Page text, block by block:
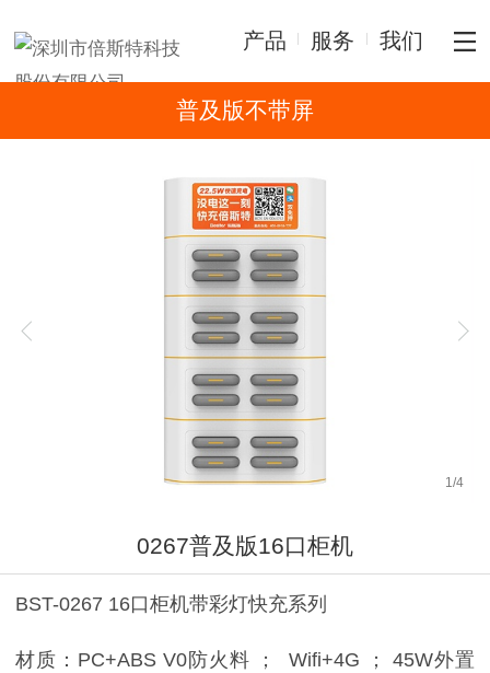
产品 服务 我们
普及版不带屏
1 /4
0267普及版16口柜机
BST-0267 16口柜机带彩灯快充系列
材质：PC+ABS V0防火料 ； Wifi+4G ； 45W外置